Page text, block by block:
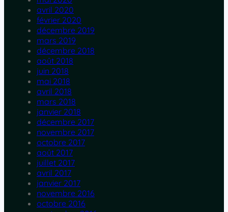
avril 2020
février 2020
décembre 2019
mars 2019
décembre 2018
août 2018
juin 2018
mai 2018
avril 2018
mars 2018
janvier 2018
décembre 2017
novembre 2017
octobre 2017
août 2017
juillet 2017
avril 2017
janvier 2017
novembre 2016
octobre 2016